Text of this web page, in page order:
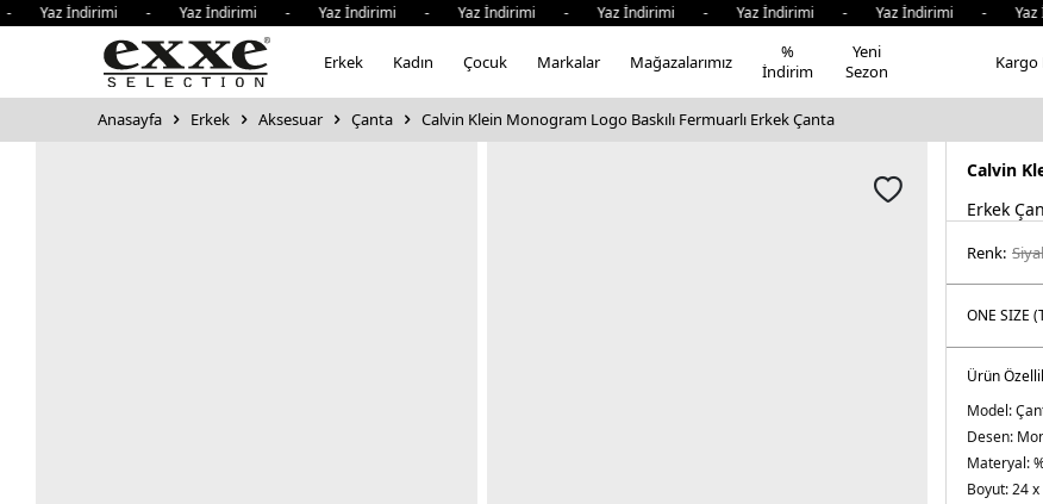
İndirimi - Yaz İndirimi - Yaz İndirimi - Yaz İndirimi - Yaz İndirimi - Yaz İndirimi - Yaz İndirimi -
Erkek Kadın Çocuk Markalar Mağazalarımız
%
İndirim
Yeni
Sezon
Anasayfa Erkek Aksesuar Çanta Calvin Klein Monogram Logo Baskılı Fermuarlı Erkek Çanta
Calvin
Erkek
Renk:
Ürün
Model:
Desen:
Materyal:
Boyut:24 x